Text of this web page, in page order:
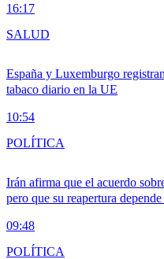
16:17
España y Luxemburgo
tabaco diario en la UE
10:54
SALUD
Irán afirma que el acuerdo
pero que su reapertura
09:48
POLÍTICA
POLÍTICA